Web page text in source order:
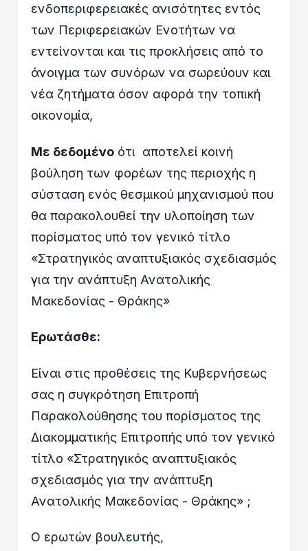
ενδοπεριφερειακές ανισότητες εντός
των Περιφερειακών Ενοτήτων να
εντείνονται και τις προκλήσεις από το
άνοιγμα των συνόρων να σωρεύουν και
νέα ζητήματα όσον αφορά την τοπική
οικονομία,
Με δεδομένο ότι αποτελεί κοινή
βούληση των φορέων της περιοχής η
σύσταση ενός θεσμικού μηχανισμού που
θα παρακολουθεί την υλοποίηση των
πορίσματος υπό τον γενικό τίτλο
«Στρατηγικός αναπτυξιακός σχεδιασμός
για την ανάπτυξη Ανατολικής
Μακεδονίας - Θράκης»
Ερωτάσθε:
Είναι στις προθέσεις της Κυβερνήσεως
σας η συγκρότηση Επιτροπή
Παρακολούθησης του πορίσματος της
Διακομματικής Επιτροπής υπό τον γενικό
τίτλο «Στρατηγικός αναπτυξιακός
σχεδιασμός για την ανάπτυξη
Ανατολικής Μακεδονίας - Θράκης» ;
Ο ερωτών βουλευτής,